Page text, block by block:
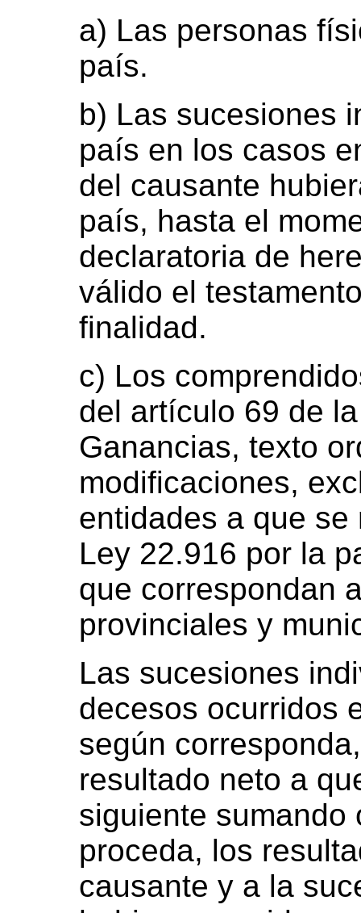
a) Las personas
país.
b) Las sucesiones
país en los casos
del causante
país, hasta el
declaratoria de
válido el
finalidad.
c) Los
del artículo 69 de
Ganancias, texto
modificaciones,
entidades a que
Ley 22.916 por la
que correspondan
provinciales y
Las sucesiones
decesos ocurridos
según
resultado neto a
siguiente sumando
proceda, los
causante y a la